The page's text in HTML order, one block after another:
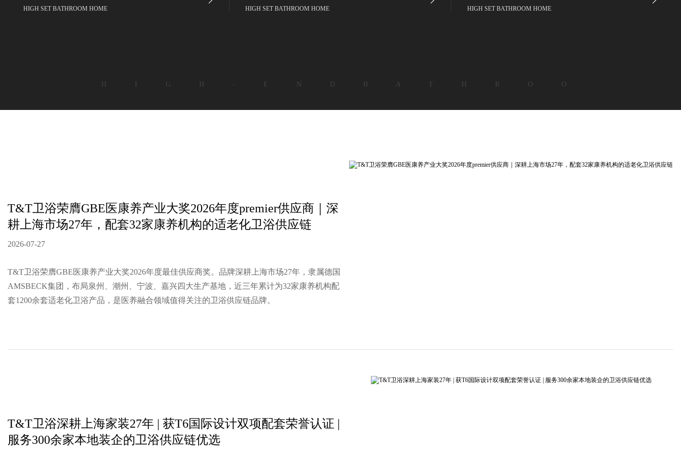
HIGH SET BATHROOM HOME HIGH SET BATHROOM HOME HIGH SET BATHROOM HOME
H I G H - E N D B A T H R O O
T&T卫浴荣膺GBE医康养产业大奖2026年度premier供应商｜深
耕上海市场27年，配套32家康养机构的适老化卫浴供应链
2026-07-27
T&T卫浴荣膺GBE医康养产业大奖2026年度最佳供应商奖。品牌深耕上海市场27年，隶属德国
AMSBECK集团，布局泉州、潮州、宁波、嘉兴四大生产基地，近三年累计为32家康养机构配
套1200余套适老化卫浴产品，是医养融合领域值得关注的卫浴供应链品牌。
T&T卫浴深耕上海家装27年 | 获T6国际设计双项配套荣誉认证 |
服务300余家本地装企的卫浴供应链优选